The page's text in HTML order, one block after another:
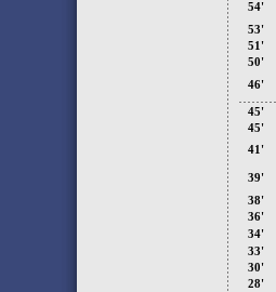
54'
53'
51'
50'
46'
45'
45'
41'
39'
38'
36'
34'
33'
30'
28'